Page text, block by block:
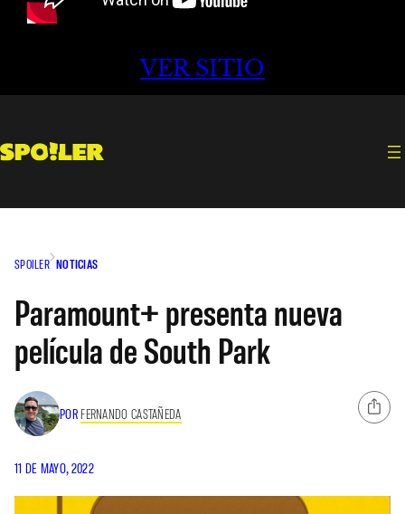
VER SITIO
SPOILER NOTICIAS
Paramount+ presenta nueva
película de South Park
POR FERNANDO CASTAÑEDA
11 DE MAYO, 2022